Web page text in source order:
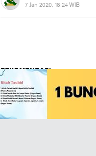
7 Jan 2020, 18:24 WIB
REKOMENDASI